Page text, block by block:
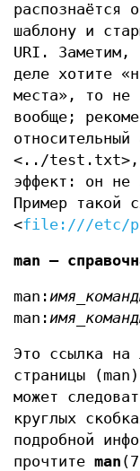
распознаётся
шаблону и
URI. Заметим,
деле хотите
места», то не
вообще;
<../test.txt>,
эффект: он не
Пример такой
<file:///etc/
man —
man:
man:
Это ссылка на
страницы
может
круглых
подробной
прочтите man